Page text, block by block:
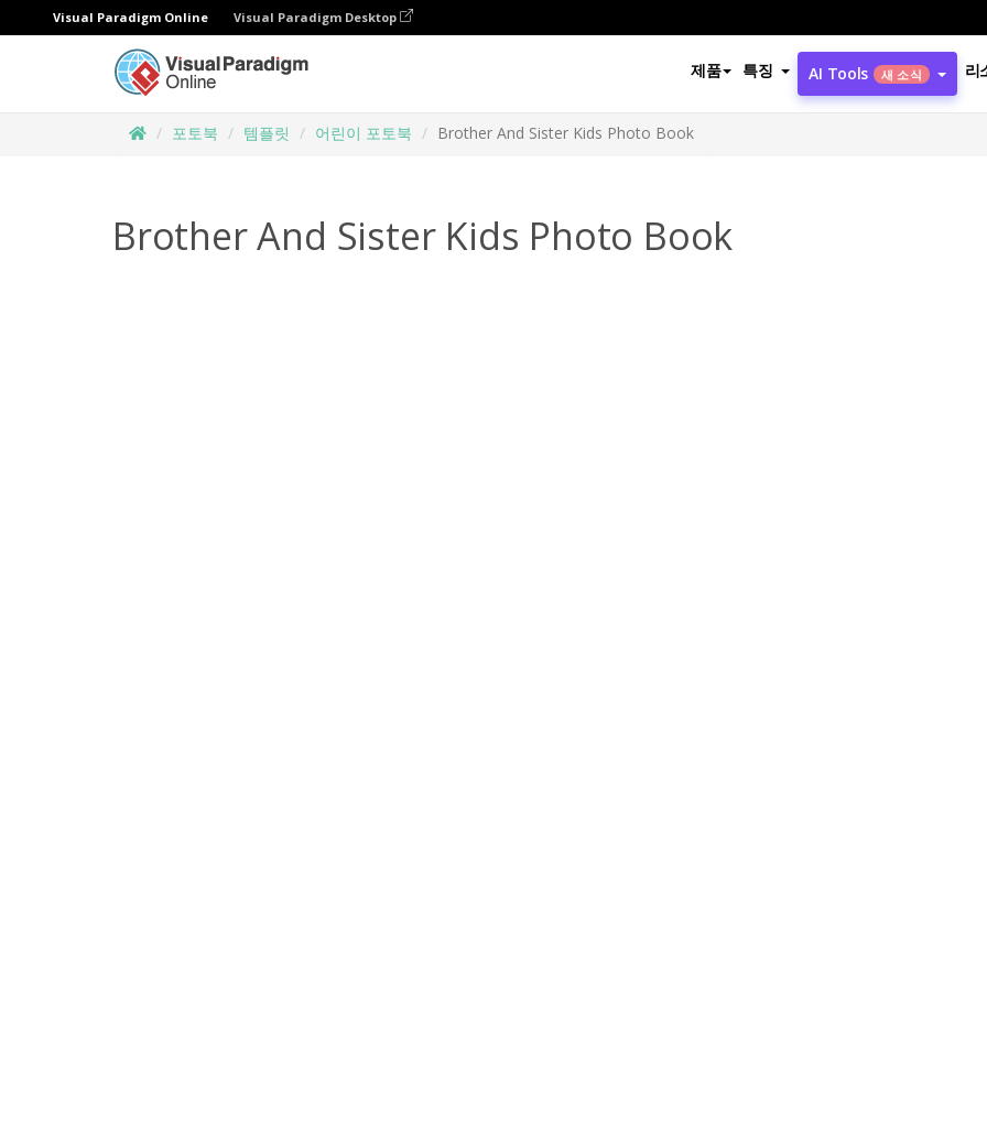
Visual Paradigm Online Visual Paradigm Desktop
제품 특징 AI Tools 새 소식 리
포토북 템플릿 어린이 포토북 Brother And Sister Kids Photo Book
Brother And Sister Kids Photo Book